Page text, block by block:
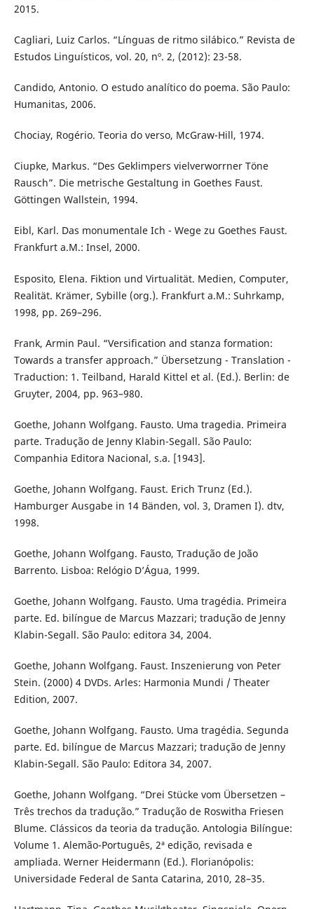
2015.
Cagliari, Luiz Carlos. “Línguas de ritmo silábico.” Revista de
Estudos Linguísticos, vol. 20, nº. 2, (2012): 23-58.
Candido, Antonio. O estudo analítico do poema. São Paulo:
Humanitas, 2006.
Chociay, Rogério. Teoria do verso, McGraw-Hill, 1974.
Ciupke, Markus. “Des Geklimpers vielverworrner Töne
Rausch”. Die metrische Gestaltung in Goethes Faust.
Göttingen Wallstein, 1994.
Eibl, Karl. Das monumentale Ich - Wege zu Goethes Faust.
Frankfurt a.M.: Insel, 2000.
Esposito, Elena. Fiktion und Virtualität. Medien, Computer,
Realität. Krämer, Sybille (org.). Frankfurt a.M.: Suhrkamp,
1998, pp. 269–296.
Frank, Armin Paul. “Versification and stanza formation:
Towards a transfer approach.” Übersetzung - Translation -
Traduction: 1. Teilband, Harald Kittel et al. (Ed.). Berlin: de
Gruyter, 2004, pp. 963–980.
Goethe, Johann Wolfgang. Fausto. Uma tragedia. Primeira
parte. Tradução de Jenny Klabin-Segall. São Paulo:
Companhia Editora Nacional, s.a. [1943].
Goethe, Johann Wolfgang. Faust. Erich Trunz (Ed.).
Hamburger Ausgabe in 14 Bänden, vol. 3, Dramen I). dtv,
1998.
Goethe, Johann Wolfgang. Fausto, Tradução de João
Barrento. Lisboa: Relógio D’Água, 1999.
Goethe, Johann Wolfgang. Fausto. Uma tragédia. Primeira
parte. Ed. bilíngue de Marcus Mazzari; tradução de Jenny
Klabin-Segall. São Paulo: editora 34, 2004.
Goethe, Johann Wolfgang. Faust. Inszenierung von Peter
Stein. (2000) 4 DVDs. Arles: Harmonia Mundi / Theater
Edition, 2007.
Goethe, Johann Wolfgang. Fausto. Uma tragédia. Segunda
parte. Ed. bilíngue de Marcus Mazzari; tradução de Jenny
Klabin-Segall. São Paulo: Editora 34, 2007.
Goethe, Johann Wolfgang. “Drei Stücke vom Übersetzen –
Três trechos da tradução.” Tradução de Roswitha Friesen
Blume. Clássicos da teoria da tradução. Antologia Bilíngue:
Volume 1. Alemão-Português, 2ª edição, revisada e
ampliada. Werner Heidermann (Ed.). Florianópolis:
Universidade Federal de Santa Catarina, 2010, 28–35.